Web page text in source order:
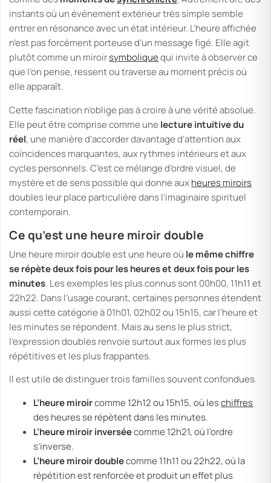
instants où un événement extérieur très simple semble
entrer en résonance avec un état intérieur. L’heure affichée
n’est pas forcément porteuse d’un message figé. Elle agit
plutôt comme un miroirsymboliquequi invite à observer ce
que l’on pense, ressent ou traverse au moment précis où
elle apparaît.
Cette fascination n’oblige pas à croire à une vérité absolue.
Elle peut être comprise comme une lecture intuitive du
réel, une manière d’accorder davantage d’attention aux
coïncidences marquantes, aux rythmes intérieurs et aux
cycles personnels. C’est ce mélange d’ordre visuel, de
mystère et de sens possible qui donne auxheures miroirs
doubles leur place particulière dans l’imaginaire spirituel
contemporain.
Ce qu’est une heure miroir double
Une heure miroir double est une heure où le même chiffre
se répète deux fois pour les heures et deux fois pour les
minutes. Les exemples les plus connus sont 00h00, 11h11 et
22h22. Dans l’usage courant, certaines personnes étendent
aussi cette catégorie à 01h01, 02h02 ou 15h15, car l’heure et
les minutes se répondent. Mais au sens le plus strict,
l’expressiondoublesrenvoie surtout aux formes les plus
répétitives et les plus frappantes.
Il est utile de distinguer trois familles souvent confondues.
L’heure miroircomme 12h12 ou 15h15, où leschiffres
des heures se répètent dans les minutes.
L’heure miroir inverséecomme 12h21, où l’ordre
s’inverse.
L’heure miroir doublecomme 11h11 ou 22h22, où la
répétition est renforcée et produit un effet plus